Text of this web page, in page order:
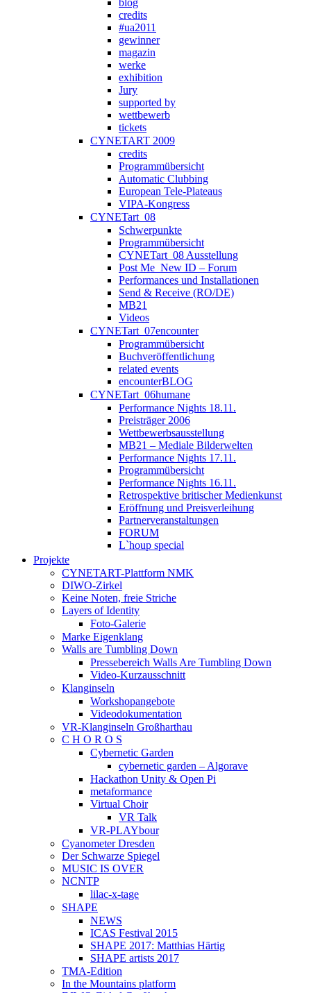
credits
#ua2011
gewinner
magazin
werke
exhibition
Jury
supported by
wettbewerb
tickets
CYNETART 2009
credits
Programmübersicht
Automatic Clubbing
European Tele-Plateaus
VIPA-Kongress
CYNETart_08
Schwerpunkte
Programmübersicht
CYNETart_08 Ausstellung
Post Me_New ID – Forum
Performances und Installationen
Send & Receive (RO/DE)
MB21
Videos
CYNETart_07encounter
Programmübersicht
Buchveröffentlichung
related events
encounterBLOG
CYNETart_06humane
Performance Nights 18.11.
Preisträger 2006
Wettbewerbsausstellung
MB21 – Mediale Bilderwelten
Performance Nights 17.11.
Programmübersicht
Performance Nights 16.11.
Retrospektive britischer Medienkunst
Eröffnung und Preisverleihung
Partnerveranstaltungen
FORUM
L`houp special
Projekte
CYNETART-Plattform NMK
DIWO-Zirkel
Keine Noten, freie Striche
Layers of Identity
Foto-Galerie
Marke Eigenklang
Walls are Tumbling Down
Pressebereich Walls Are Tumbling Down
Video-Kurzausschnitt
Klanginseln
Workshopangebote
Videodokumentation
VR-Klanginseln Großharthau
C H O R O S
Cybernetic Garden
cybernetic garden – Algorave
Hackathon Unity & Open Pi
metaformance
Virtual Choir
VR Talk
VR-PLAYbour
Cyanometer Dresden
Der Schwarze Spiegel
MUSIC IS OVER
NCNTP
lilac-x-tage
SHAPE
NEWS
ICAS Festival 2015
SHAPE 2017: Matthias Härtig
SHAPE artists 2017
TMA-Edition
In the Mountains platform